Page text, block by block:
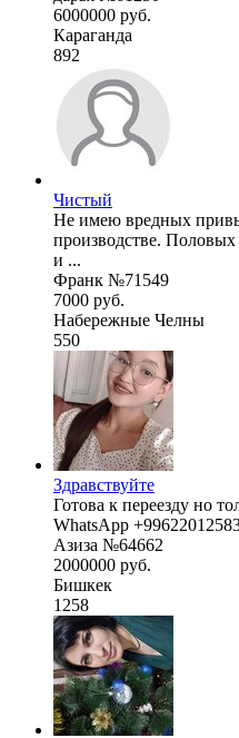
6000000 руб.
Караганда
892
Чистый
Не имею вредных
производстве.
и ...
Франк №71549
7000 руб.
Набережные Челны
550
Здравствуйте
Готова к переезду но
WhatsApp
Азиза №64662
2000000 руб.
Бишкек
1258